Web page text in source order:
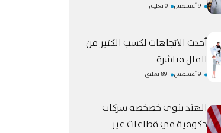
9 أغسطس 0 تعليق
أحدث الاتجاهات لكسب الكثير من
المال مباشرة
9 أغسطس 89 تعليق
الهند تنوي خصخصة شركات
حكومية في قطاعات غير